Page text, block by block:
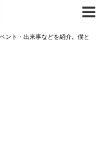
ント・出来事などを紹介。僕と